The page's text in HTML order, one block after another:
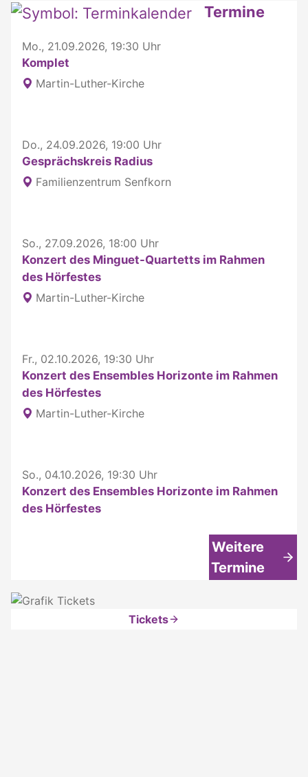
Weitere interessante Inhalte Termine
Mo., 21.09.2026, 19:30 Uhr
Komplet
Martin-Luther-Kirche
Do., 24.09.2026, 19:00 Uhr
Gesprächskreis Radius
Familienzentrum Senfkorn
So., 27.09.2026, 18:00 Uhr
Konzert des Minguet-Quartetts im Rahmen
des Hörfestes
Martin-Luther-Kirche
Fr., 02.10.2026, 19:30 Uhr
Konzert des Ensembles Horizonte im Rahmen
des Hörfestes
Martin-Luther-Kirche
So., 04.10.2026, 19:30 Uhr
Konzert des Ensembles Horizonte im Rahmen
des Hörfestes
Weitere
Termine
Tickets